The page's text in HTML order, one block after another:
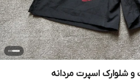
شلوارک اسپرت مردانه